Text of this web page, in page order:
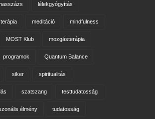
lélekgyógyítás
meditáció mindfulness
MOST Klub mozgásterápia
programok Quantum Balance
siker spiritualitás
szatszang testtudatosság
élmény tudatosság